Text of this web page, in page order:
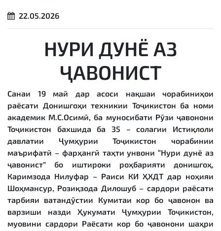
22.05.2026
НУРИ ДУНЁ АЗ
ҶАВОНИСТ
Санаи 19 май дар асоси нақшаи чорабиниҳои
раёсати Донишгоҳи техникии Тоҷикистон ба номи
академик М.С.Осимӣ, ба муносибати Рӯзи ҷавонони
Тоҷикистон бахшида ба 35 – солагии Истиқлоли
давлатии Ҷумҳурии Тоҷикистон чорабинии
маърифатӣ – фарҳангӣ таҳти унвони “Нури дунё аз
ҷавонист” бо иштироки роҳбарияти донишгоҳ,
Каримзода Нилуфар – Раиси КИ ҲХДТ дар ноҳияи
Шоҳмансур, Розиқзода Дилошуб – сардори раёсати
тарбияи ватандӯстии Кумитаи кор бо ҷавонон ва
варзиши назди Ҳукумати Ҷумҳурии Тоҷикистон,
муовини сардори Раёсати кор бо ҷавонони шаҳри